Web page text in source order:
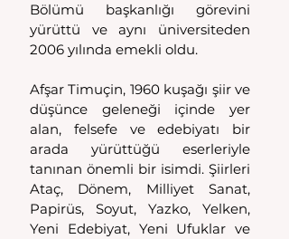
Bölümü başkanlığı görevini
yürüttü ve aynı üniversiteden
2006 yılında emekli oldu.
Afşar Timuçin, 1960 kuşağı şiir ve
düşünce geleneği içinde yer
alan, felsefe ve edebiyatı bir
arada yürüttüğü eserleriyle
tanınan önemli bir isimdi. Şiirleri
Ataç, Dönem, Milliyet Sanat,
Papirüs, Soyut, Yazko, Yelken,
Yeni Edebiyat, Yeni Ufuklar ve